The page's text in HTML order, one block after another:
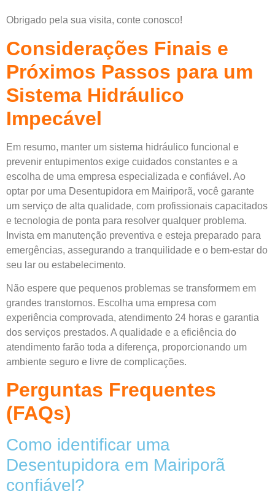
Obrigado pela sua visita, conte conosco!
Considerações Finais e
Próximos Passos para um
Sistema Hidráulico
Impecável
Em resumo, manter um sistema hidráulico funcional e
prevenir entupimentos exige cuidados constantes e a
escolha de uma empresa especializada e confiável. Ao
optar por uma Desentupidora em Mairiporã, você garante
um serviço de alta qualidade, com profissionais capacitados
e tecnologia de ponta para resolver qualquer problema.
Invista em manutenção preventiva e esteja preparado para
emergências, assegurando a tranquilidade e o bem-estar do
seu lar ou estabelecimento.
Não espere que pequenos problemas se transformem em
grandes transtornos. Escolha uma empresa com
experiência comprovada, atendimento 24 horas e garantia
dos serviços prestados. A qualidade e a eficiência do
atendimento farão toda a diferença, proporcionando um
ambiente seguro e livre de complicações.
Perguntas Frequentes
(FAQs)
Como identificar uma
Desentupidora em Mairiporã
confiável?